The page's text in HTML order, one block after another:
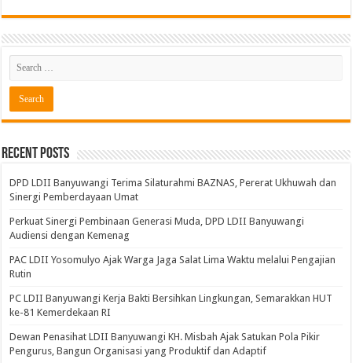
Recent Posts
DPD LDII Banyuwangi Terima Silaturahmi BAZNAS, Pererat Ukhuwah dan
Sinergi Pemberdayaan Umat
Perkuat Sinergi Pembinaan Generasi Muda, DPD LDII Banyuwangi
Audiensi dengan Kemenag
PAC LDII Yosomulyo Ajak Warga Jaga Salat Lima Waktu melalui Pengajian
Rutin
PC LDII Banyuwangi Kerja Bakti Bersihkan Lingkungan, Semarakkan HUT
ke-81 Kemerdekaan RI
Dewan Penasihat LDII Banyuwangi KH. Misbah Ajak Satukan Pola Pikir
Pengurus, Bangun Organisasi yang Produktif dan Adaptif